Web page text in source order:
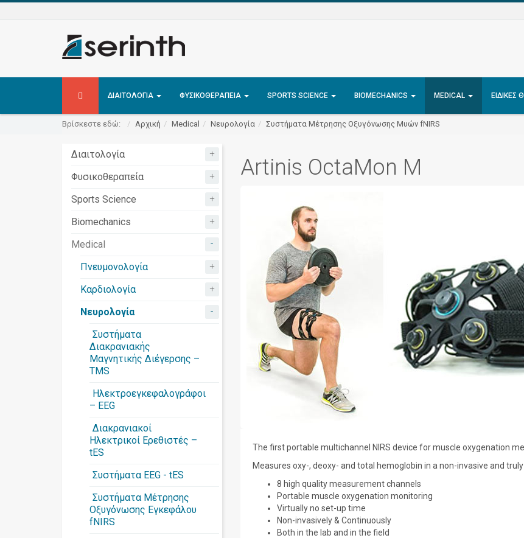
ΔΙΑΙΤΟΛΟΓΊΑ ΦΥΣΙΚΟΘΕΡΑΠΕΊΑ SPORTS SCIENCE BIOMECHANICS MEDICAL ΕΙΔΙΚΈΣ
Βρίσκεστε εδώ: Αρχική Medical Νευρολογία Συστήματα Μέτρησης Οξυγόνωσης Μυών fNIRS
Διαιτολογία +
Φυσικοθεραπεία +
Sports Science +
Biomechanics +
Medical -
Πνευμονολογία +
Καρδιολογία +
Νευρολογία -
Συστήματα
Διακρανιακής
Μαγνητικής Διέγερσης –
TMS
Ηλεκτροεγκεφαλογράφοι
– EEG
Διακρανιακοί
Ηλεκτρικοί Ερεθιστές –
tES
Συστήματα EEG - tES
Συστήματα Μέτρησης
Οξυγόνωσης Εγκεφάλου
fNIRS
Artinis OctaMon M
The first portable multichannel NIRS device for muscle oxygenation
Measures oxy-, deoxy- and total hemoglobin in a non-invasive and
8 high quality measurement channels
Portable muscle oxygenation monitoring
Virtually no set-up time
Non-invasively & Continuously
Both in the lab and in the field